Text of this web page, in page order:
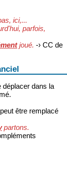
ici,...
parfois,
joué. -› CC de
déplacer dans la
être remplacé
partons.